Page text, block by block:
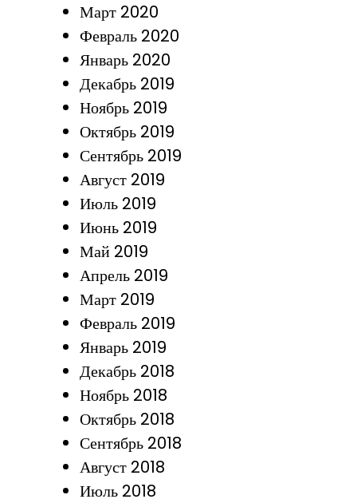
Март 2020
Февраль 2020
Январь 2020
Декабрь 2019
Ноябрь 2019
Октябрь 2019
Сентябрь 2019
Август 2019
Июль 2019
Июнь 2019
Май 2019
Апрель 2019
Март 2019
Февраль 2019
Январь 2019
Декабрь 2018
Ноябрь 2018
Октябрь 2018
Сентябрь 2018
Август 2018
Июль 2018